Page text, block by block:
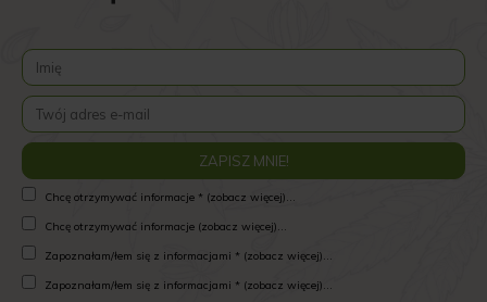
Chcę otrzymywać informacje * (zobacz więcej)...
Chcę otrzymywać informacje (zobacz więcej)...
Zapoznałam/łem się z informacjami * (zobacz więcej)...
Zapoznałam/łem się z informacjami * (zobacz więcej)...